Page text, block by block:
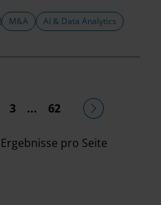
M&A
AI & Data Analytics
3 ... 62
Ergebnisse pro Seite